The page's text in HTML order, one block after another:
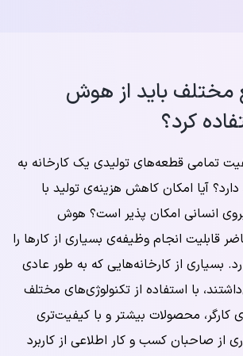
مختلف باید از هوش
کرد؟
تمامی قطعه‌های تولیدی یک کارخانه به
آیا امکان کاهش هزینه‌ی تولید با
انسانی امکان پذیر است؟ هوش
قابلیت انجام وظیفه‌ی بسیاری از کارها را
بسیاری از کارخانه‌هایی که به طور عادی
با استفاده از تکنولوژی‌های مختلف
کارگر، محصولات بیشتر و با کیفیت‌تری
از صاحبان کسب و کار اطلاعی از کاربرد